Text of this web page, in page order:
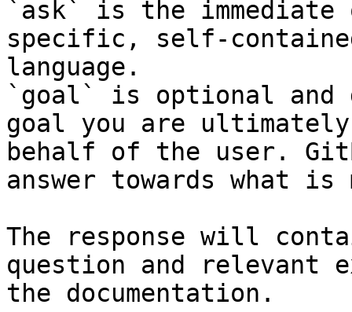
`ask` is the
specific, self-
language.
`goal` is optional and
goal you are
behalf of the user.
answer towards what
The response will
question and relevant
the documentation.